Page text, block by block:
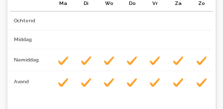
Ma Di Wo Do Vr Za Zo
Ochtend
Middag
Namiddag
Avond